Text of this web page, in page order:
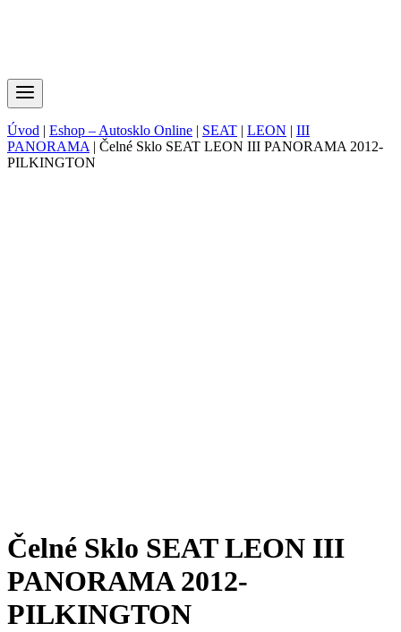
Úvod | Eshop – Autosklo Online | SEAT | LEON | III
PANORAMA | Čelné Sklo SEAT LEON III PANORAMA 2012-
PILKINGTON
Čelné Sklo SEAT LEON III
PANORAMA 2012-
PILKINGTON